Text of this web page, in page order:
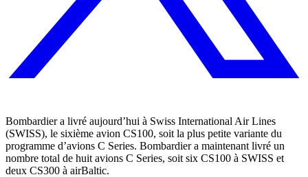
Bombardier a livré aujourd’hui à Swiss International Air Lines
(SWISS), le sixième avion CS100, soit la plus petite variante du
programme d’avions C Series. Bombardier a maintenant livré un
nombre total de huit avions C Series, soit six CS100 à SWISS et
deux CS300 à airBaltic.